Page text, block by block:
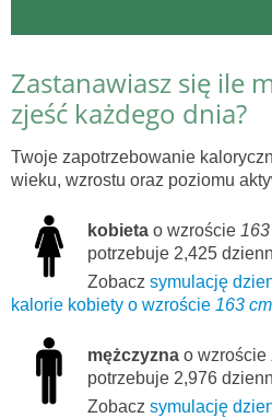
Zastanawiasz się ile
zjeść każdego dnia?
Twoje zapotrzebowanie
wieku, wzrostu oraz poziomu
kobieta o wzroście
potrzebuje 2,425
Zobacz symulację
kalorie kobiety o wzroście 163 cm
mężczyzna o wzroście
potrzebuje 2,976
Zobacz symulację